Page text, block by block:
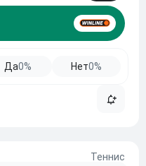
Да0% Нет0%
Теннис